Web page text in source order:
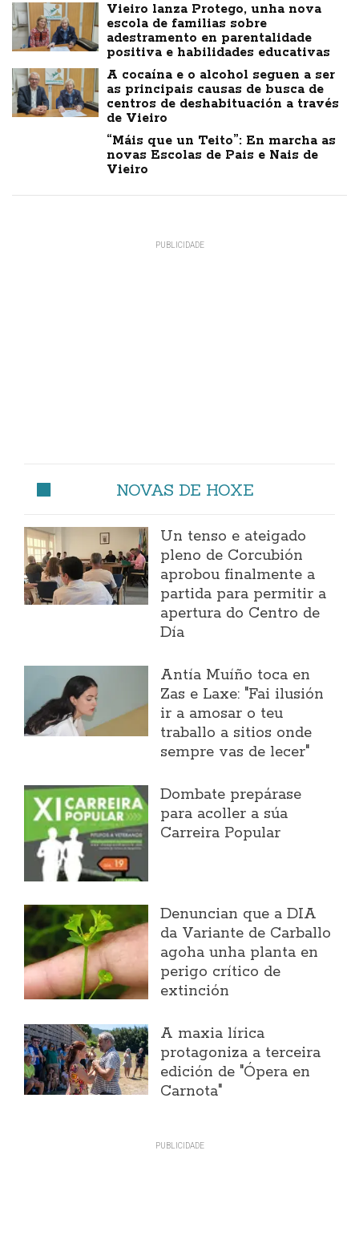
Vieiro lanza Protego, unha nova
escola de familias sobre
adestramento en parentalidade
positiva e habilidades educativas
A cocaína e o alcohol seguen a ser
as principais causas de busca de
centros de deshabituación a través
de Vieiro
“Máis que un Teito”: En marcha as
novas Escolas de Pais e Nais de
Vieiro
NOVAS DE HOXE
Un tenso e ateigado
pleno de Corcubión
aprobou finalmente a
partida para permitir a
apertura do Centro de
Día
Antía Muíño toca en
Zas e Laxe: "Fai ilusión
ir a amosar o teu
traballo a sitios onde
sempre vas de lecer"
Dombate prepárase
para acoller a súa
Carreira Popular
Denuncian que a DIA
da Variante de Carballo
agoha unha planta en
perigo crítico de
extinción
A maxia lírica
protagoniza a terceira
edición de "Ópera en
Carnota"